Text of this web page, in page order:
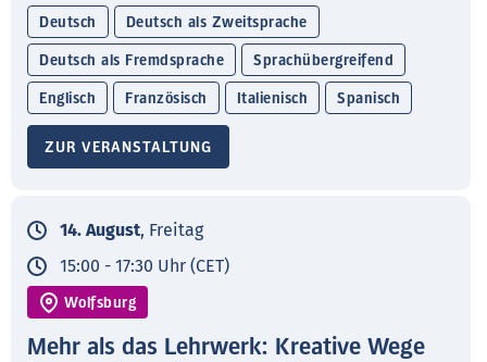
Deutsch Deutsch als Zweitsprache
Deutsch als Fremdsprache Sprachübergreifend
Englisch Französisch Italienisch Spanisch
ZUR VERANSTALTUNG
14. August, Freitag
15:00 - 17:30 Uhr (CET)
Wolfsburg
Mehr als das Lehrwerk: Kreative Wege